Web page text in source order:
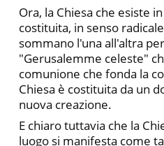
Ora, la Chiesa che esiste
costituita, in senso
sommano l'una all'altra
"Gerusalemme celeste"
comunione che fonda la
Chiesa è costi­tuita da un
nuova creazione.
E chiaro tuttavia che la
luogo si ma­nifesta come